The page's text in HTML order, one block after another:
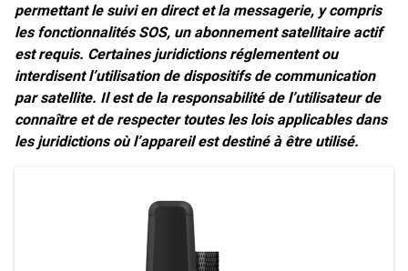
permettant le suivi en direct et la messagerie, y compris
les fonctionnalités SOS, un abonnement satellitaire actif
est requis. Certaines juridictions réglementent ou
interdisent l’utilisation de dispositifs de communication
par satellite. Il est de la responsabilité de l’utilisateur de
connaître et de respecter toutes les lois applicables dans
les juridictions où l’appareil est destiné à être utilisé.